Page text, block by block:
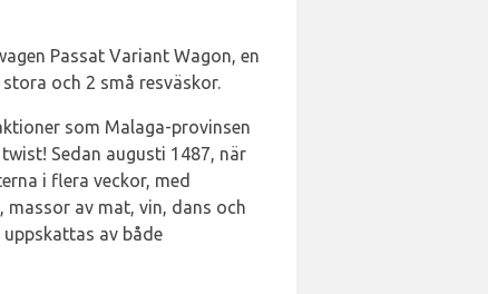
Passat Variant Wagon, en
och 2 små resväskor.
som Malaga-provinsen
Sedan augusti 1487, när
i flera veckor, med
av mat, vin, dans och
av både